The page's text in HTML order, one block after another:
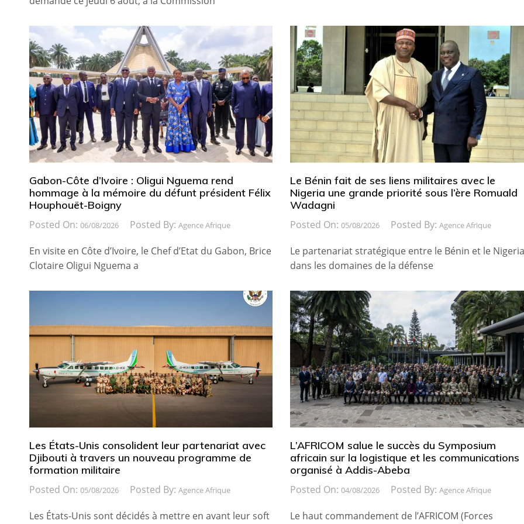
Gabon-Côte d’Ivoire : Oligui Nguema rend
hommage à la mémoire du défunt président Félix
Houphouët-Boigny
Posted On: 06/08/2026 Posted By: Agence Afrique
En visite en Côte d’Ivoire, le Chef d’Etat du Gabon, Brice
Clotaire Oligui Nguema a
Le Bénin fait de ses liens militaires avec le
Nigeria une grande priorité sous l’ère Romuald
Wadagni
Posted On: 05/08/2026 Posted By: Agence Afrique
Le partenariat stratégique entre le Bénin et le Nigeria
dans les domaines de la défense
Les États-Unis consolident leur partenariat avec
Djibouti à travers un nouveau programme de
formation militaire
Posted On: 05/08/2026 Posted By: Agence Afrique
Les États-Unis sont décidés à mettre en avant leur soft
L’AFRICOM salue le succès du Symposium
africain sur la logistique et les communications
organisé à Addis-Abeba
Posted On: 04/08/2026 Posted By: Agence Afrique
Le haut commandement de l’AFRICOM (Forces